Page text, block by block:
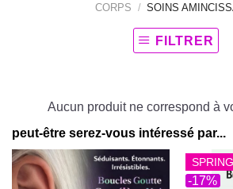
CORPS / SOINS
FILTRER
Aucun produit ne correspond à
peut-être serez-vous intéressé par...
-17%